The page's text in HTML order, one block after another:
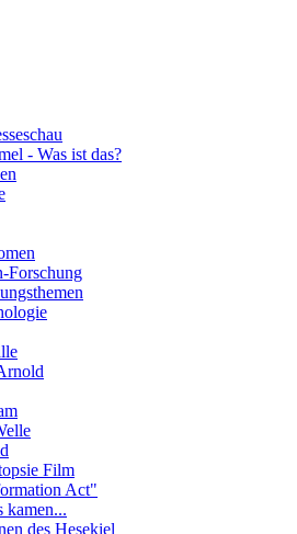
- Was ist das?
Forschung
Film
Act"
kamen...
des Hesekiel